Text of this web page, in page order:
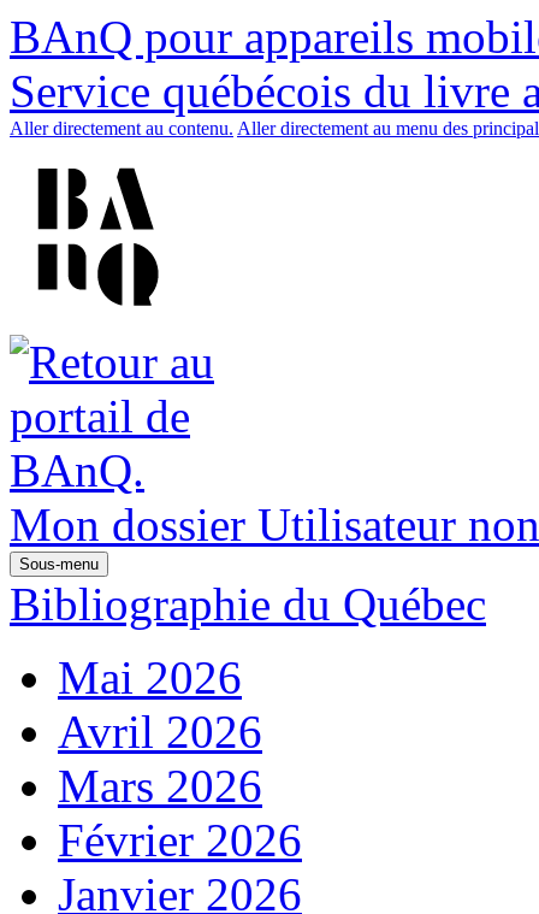
BAnQ pour appareils
Service québécois du livre
Aller directement au contenu. Aller directement au menu des
Mon dossier Utilisateur
Sous-menu
Bibliographie du Québec
Mai 2026
Avril 2026
Mars 2026
Février 2026
Janvier 2026